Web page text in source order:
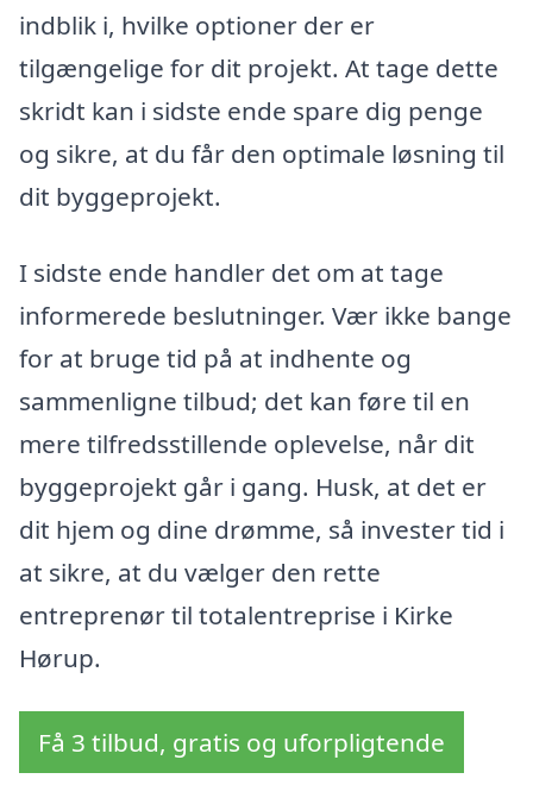
indblik i, hvilke optioner der er
tilgængelige for dit projekt. At tage dette
skridt kan i sidste ende spare dig penge
og sikre, at du får den optimale løsning til
dit byggeprojekt.
I sidste ende handler det om at tage
informerede beslutninger. Vær ikke bange
for at bruge tid på at indhente og
sammenligne tilbud; det kan føre til en
mere tilfredsstillende oplevelse, når dit
byggeprojekt går i gang. Husk, at det er
dit hjem og dine drømme, så invester tid i
at sikre, at du vælger den rette
entreprenør til totalentreprise i Kirke
Hørup.
Få 3 tilbud, gratis og uforpligtende